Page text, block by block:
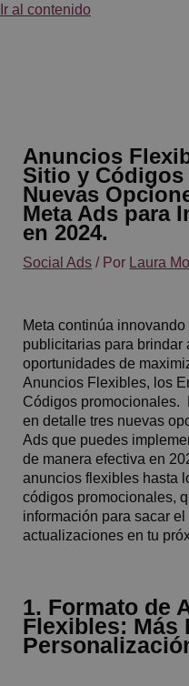
Ir al contenido
Anuncios
Sitio y
Nuevas
Meta Ads para
en 2024.
Social Ads / Por Laura
Meta continúa
publicitarias para
oportunidades de
Anuncios Flexibles, los
Códigos promocionales.
en detalle tres nuevas
Ads que puedes
de manera efectiva en
anuncios flexibles hasta
códigos promocionales,
información para sacar
actualizaciones en tu
1. Formato de
Flexibles: Más